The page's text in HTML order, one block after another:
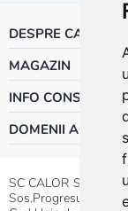
DESPRE CALOR
MAGAZIN
INFO
DOMENII
SC CALOR SRL
Sos.Progresului